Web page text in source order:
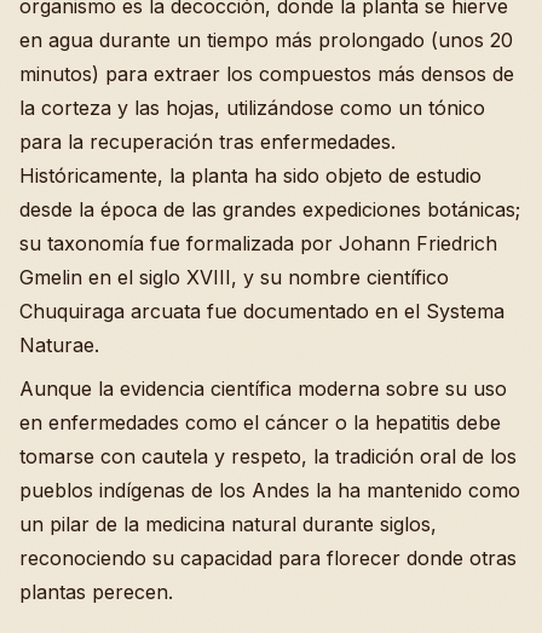
organismo es la decocción, donde la planta se hierve
en agua durante un tiempo más prolongado (unos 20
minutos) para extraer los compuestos más densos de
la corteza y las hojas, utilizándose como un tónico
para la recuperación tras enfermedades.
Históricamente, la planta ha sido objeto de estudio
desde la época de las grandes expediciones botánicas;
su taxonomía fue formalizada por Johann Friedrich
Gmelin en el siglo XVIII, y su nombre científico
Chuquiraga arcuata fue documentado en el Systema
Naturae.
Aunque la evidencia científica moderna sobre su uso
en enfermedades como el cáncer o la hepatitis debe
tomarse con cautela y respeto, la tradición oral de los
pueblos indígenas de los Andes la ha mantenido como
un pilar de la medicina natural durante siglos,
reconociendo su capacidad para florecer donde otras
plantas perecen.